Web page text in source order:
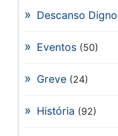
Descanso Digno
Eventos (50)
Greve (24)
História (92)